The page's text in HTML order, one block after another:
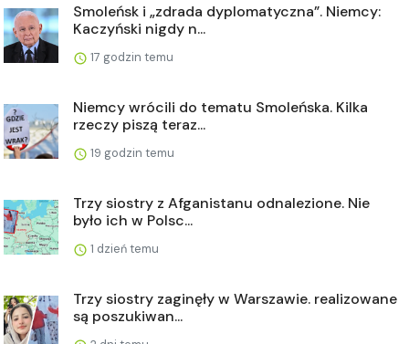
Smoleńsk i „zdrada dyplomatyczna”. Niemcy:
Kaczyński nigdy n...
17 godzin temu
Niemcy wrócili do tematu Smoleńska. Kilka
rzeczy piszą teraz...
19 godzin temu
Trzy siostry z Afganistanu odnalezione. Nie
było ich w Polsc...
1 dzień temu
Trzy siostry zaginęły w Warszawie. realizowane
są poszukiwan...